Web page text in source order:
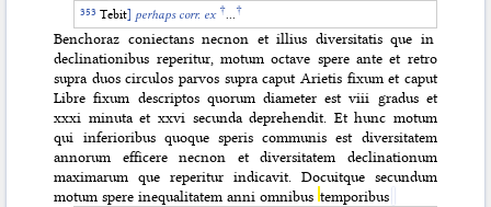
Tebit] perhaps corr. ex †...†
Benchoraz coniectansnecnon et illius diversitatis que in
declinationibus reperitur, motum octave spere ante et retro
supra duos circulos parvos supra caput Arietis fixum et caput
Libre fixum descriptos quorum diameter est viii gradus et
xxxi minuta et xxvi secunda deprehendit. Et hunc motum
qui inferioribus quoque speris communis est diversitatem
annorum efficere necnon et diversitatem declinationum
maximarum que reperitur indicavit. Docuitque secundum
motum spere inequalitatem anni omnibus temporibus